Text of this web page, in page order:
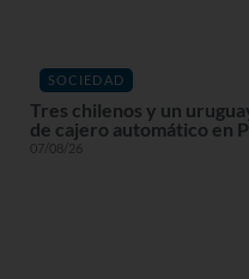
SOCIEDAD
Tres chilenos y un
de cajero automático en
07/08/26